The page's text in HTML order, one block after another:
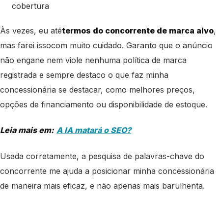
cobertura
Às vezes, eu atétermos do concorrente de marca alvo,
mas farei issocom muito cuidado. Garanto que o anúncio
não engane nem viole nenhuma política de marca
registrada e sempre destaco o que faz minha
concessionária se destacar, como melhores preços,
opções de financiamento ou disponibilidade de estoque.
Leia mais em: A IA matará o SEO?
Usada corretamente, a pesquisa de palavras-chave do
concorrente me ajuda a posicionar minha concessionária
de maneira mais eficaz, e não apenas mais barulhenta.